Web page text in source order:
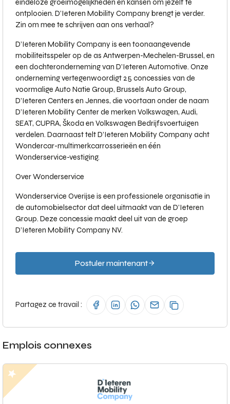
eindeloze groeimogelijkheden en kansen om jezelf te
ontplooien. D’Ieteren Mobility Company brengt je verder.
Zin om mee te schrijven aan ons verhaal?
D’Ieteren Mobility Company is een toonaangevende
mobiliteitsspeler op de as Antwerpen-Mechelen-Brussel, en
een dochteronderneming van D’Ieteren Automotive. Onze
onderneming vertegenwoordigt 25 concessies van de
voormalige Auto Natie Group, Brussels Auto Group,
D’Ieteren Centers en Jennes, die voortaan onder de naam
D’Ieteren Mobility Center de merken Volkswagen, Audi,
SEAT, CUPRA, Škoda en Volkswagen Bedrijfsvoertuigen
verdelen. Daarnaast telt D’Ieteren Mobility Company acht
Wondercar-multimerkcarrosserieën en één
Wonderservice-vestiging.
Over Wonderservice
Wonderservice Overijse is een professionele organisatie in
de automobielsector dat deel uitmaakt van de D’Ieteren
Group. Deze concessie maakt deel uit van de groep
D’Ieteren Mobility Company NV.
Postuler maintenant
Partagez ce travail :
Emplois connexes